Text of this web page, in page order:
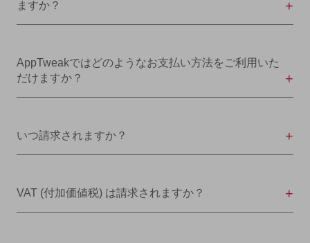
ますか？
AppTweakではどのようなお支払い方法をご利用いた
だけますか？
いつ請求されますか？
VAT (付加価値税) は請求されますか？